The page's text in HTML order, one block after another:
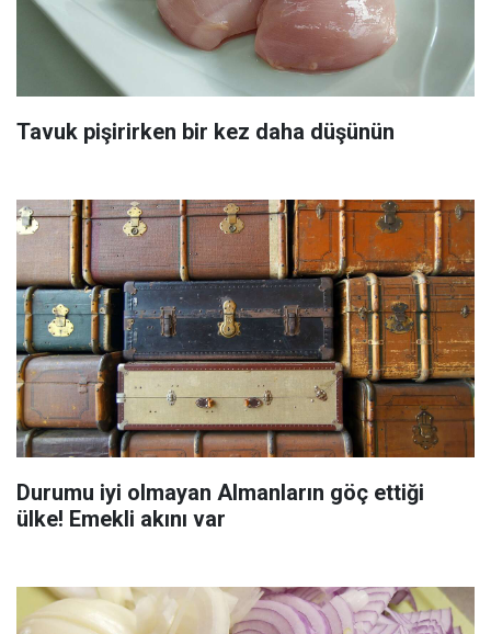
Tavuk pişirirken bir kez daha düşünün
Durumu iyi olmayan Almanların göç ettiği
ülke! Emekli akını var